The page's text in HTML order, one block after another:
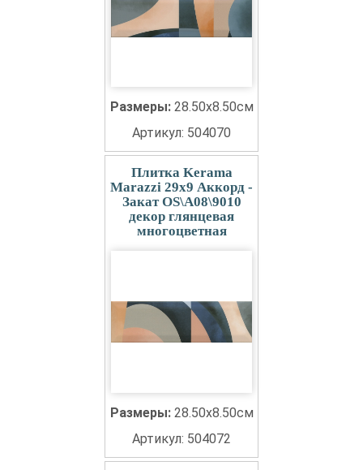
Размеры: 28.50x8.50см
Артикул: 504070
Плитка Kerama
Marazzi 29x9 Аккорд -
Закат OS\A08\9010
декор глянцевая
многоцветная
Размеры: 28.50x8.50см
Артикул: 504072